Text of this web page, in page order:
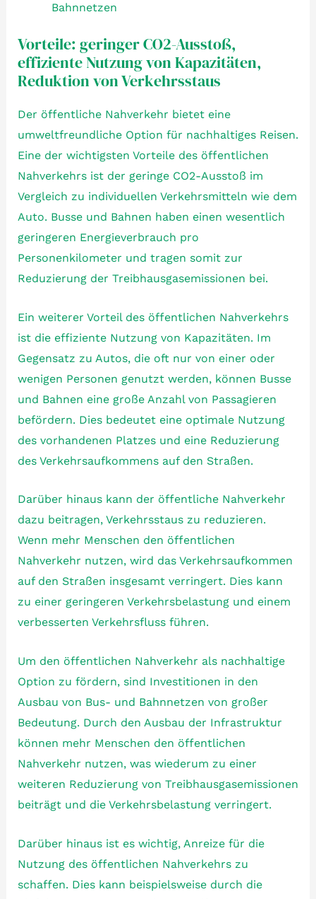
Bahnnetzen
Vorteile: geringer CO2-Ausstoß,
effiziente Nutzung von Kapazitäten,
Reduktion von Verkehrsstaus
Der öffentliche Nahverkehr bietet eine
umweltfreundliche Option für nachhaltiges Reisen.
Eine der wichtigsten Vorteile des öffentlichen
Nahverkehrs ist der geringe CO2-Ausstoß im
Vergleich zu individuellen Verkehrsmitteln wie dem
Auto. Busse und Bahnen haben einen wesentlich
geringeren Energieverbrauch pro
Personenkilometer und tragen somit zur
Reduzierung der Treibhausgasemissionen bei.
Ein weiterer Vorteil des öffentlichen Nahverkehrs
ist die effiziente Nutzung von Kapazitäten. Im
Gegensatz zu Autos, die oft nur von einer oder
wenigen Personen genutzt werden, können Busse
und Bahnen eine große Anzahl von Passagieren
befördern. Dies bedeutet eine optimale Nutzung
des vorhandenen Platzes und eine Reduzierung
des Verkehrsaufkommens auf den Straßen.
Darüber hinaus kann der öffentliche Nahverkehr
dazu beitragen, Verkehrsstaus zu reduzieren.
Wenn mehr Menschen den öffentlichen
Nahverkehr nutzen, wird das Verkehrsaufkommen
auf den Straßen insgesamt verringert. Dies kann
zu einer geringeren Verkehrsbelastung und einem
verbesserten Verkehrsfluss führen.
Um den öffentlichen Nahverkehr als nachhaltige
Option zu fördern, sind Investitionen in den
Ausbau von Bus- und Bahnnetzen von großer
Bedeutung. Durch den Ausbau der Infrastruktur
können mehr Menschen den öffentlichen
Nahverkehr nutzen, was wiederum zu einer
weiteren Reduzierung von Treibhausgasemissionen
beiträgt und die Verkehrsbelastung verringert.
Darüber hinaus ist es wichtig, Anreize für die
Nutzung des öffentlichen Nahverkehrs zu
schaffen. Dies kann beispielsweise durch die